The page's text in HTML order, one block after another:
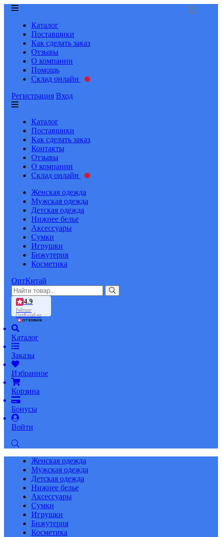
Каталог
Поставщики
Как сделать заказ
Отзывы
О компании
Помощь
Склад онлайн
Регистрация Вход
Каталог
Поставщики
Как сделать заказ
Контакты
Отзывы
О компании
Склад онлайн
Женская одежда
Мужская одежда
Детская одежда
Нижнее белье
Аксессуары
Сумки
Игрушки
Бижутерия
Косметика
ОптКитай
4.9
Рейтинг
ОптКитай на
Каталог
Заказы
Избранное
Корзина
Бонусы
Войти
Женская одежда
Мужская одежда
Детская одежда
Нижнее белье
Аксессуары
Сумки
Игрушки
Бижутерия
Косметика